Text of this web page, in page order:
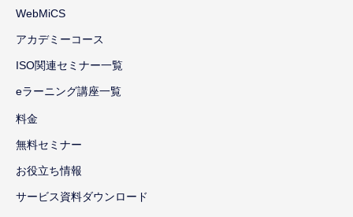
WebMiCS
アカデミーコース
ISO関連セミナー一覧
eラーニング講座一覧
料金
無料セミナー
お役立ち情報
サービス資料ダウンロード